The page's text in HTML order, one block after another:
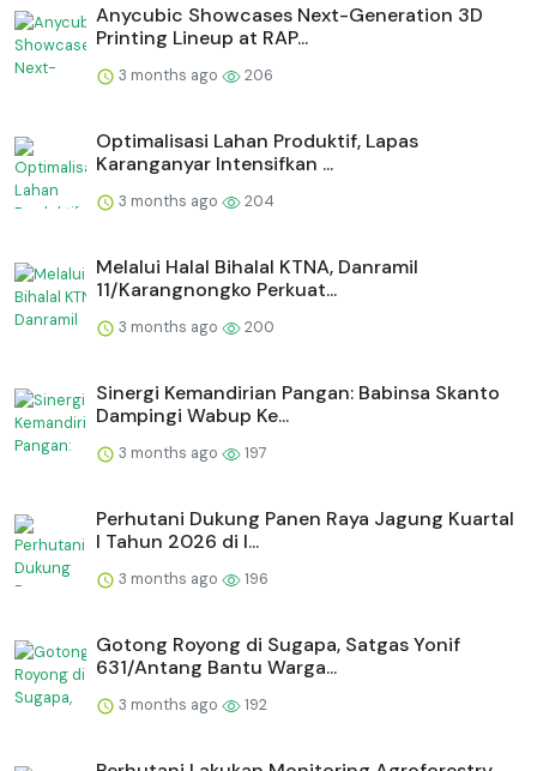
Anycubic Showcases Next-Generation 3D
Printing Lineup at RAP...
3 months ago 206
Optimalisasi Lahan Produktif, Lapas
Karanganyar Intensifkan ...
3 months ago 204
Melalui Halal Bihalal KTNA, Danramil
11/Karangnongko Perkuat...
3 months ago 200
Sinergi Kemandirian Pangan: Babinsa Skanto
Dampingi Wabup Ke...
3 months ago 197
Perhutani Dukung Panen Raya Jagung Kuartal
I Tahun 2026 di I...
3 months ago 196
Gotong Royong di Sugapa, Satgas Yonif
631/Antang Bantu Warga...
3 months ago 192